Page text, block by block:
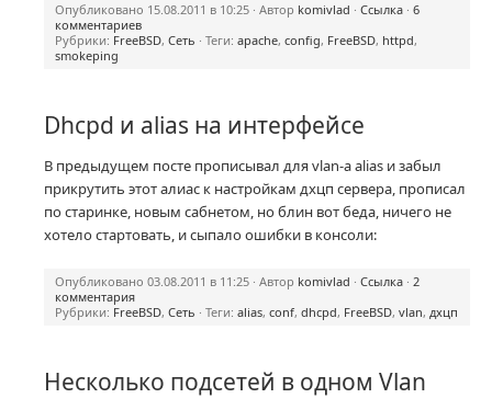
Опубликовано 15.08.2011 в 10:25 · Автор komivlad · Ссылка · 6
комментариев
Рубрики: FreeBSD, Сеть · Теги: apache, config, FreeBSD, httpd,
smokeping
Dhcpd и alias на интерфейсе
В предыдущем посте прописывал для vlan-a alias и забыл
прикрутить этот алиас к настройкам дхцп сервера, прописал
по старинке, новым сабнетом, но блин вот беда, ничего не
хотело стартовать, и сыпало ошибки в консоли:
Опубликовано 03.08.2011 в 11:25 · Автор komivlad · Ссылка · 2
комментария
Рубрики: FreeBSD, Сеть · Теги: alias, conf, dhcpd, FreeBSD, vlan, дхцп
Несколько подсетей в одном Vlan